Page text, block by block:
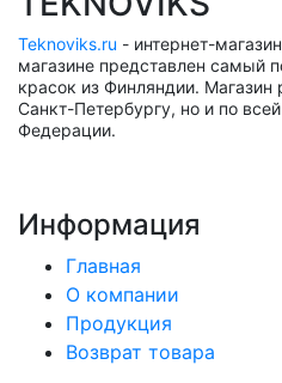
Teknoviks.ru - интернет-
магазине представлен самый
красок из Финляндии. Магазин
Санкт-Петербургу, но и по
Федерации.
Информация
Главная
О компании
Продукция
Возврат товара